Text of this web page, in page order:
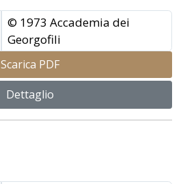
© 1973 Accademia dei
Georgofili
Scarica PDF
Dettaglio